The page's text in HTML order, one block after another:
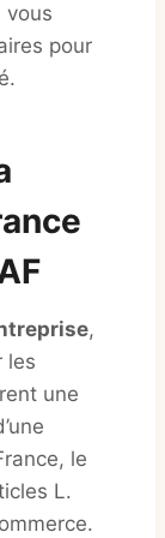
vous
pour
.
,
les
une
le
L.